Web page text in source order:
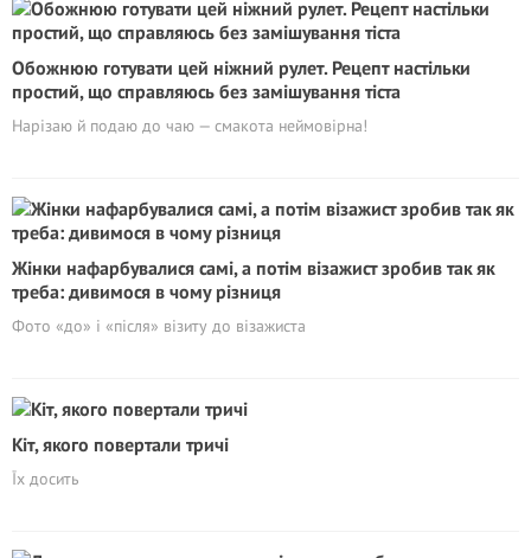
Обожнюю готувати цей ніжний рулет. Рецепт настільки
простий, що справляюсь без замішування тіста
Нарізаю й подаю до чаю — смакота неймовірна!
Жінки нафарбувалися самі, а потім візажист зробив так як
треба: дивимося в чому різниця
Фото «до» і «після» візиту до візажиста
Кіт, якого повертали тричі
Їх досить